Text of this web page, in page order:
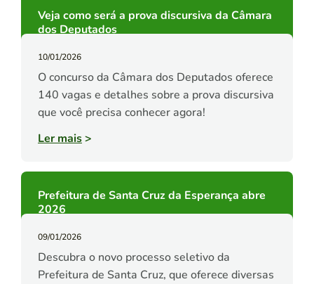
Veja como será a prova discursiva da Câmara
dos Deputados
10/01/2026
O concurso da Câmara dos Deputados oferece
140 vagas e detalhes sobre a prova discursiva
que você precisa conhecer agora!
Ler mais>
Prefeitura de Santa Cruz da Esperança abre
2026
09/01/2026
Descubra o novo processo seletivo da
Prefeitura de Santa Cruz, que oferece diversas